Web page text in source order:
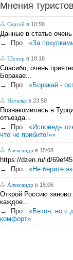
Мнения туристов
Сергей в 10:58
Данные в статье
→
Про «За
Шухер в 18:18
Спасибо, очень
Боракае...
→
Про «Боракай -
Наталья в 23:50
Познакомилась в
отъезда...
→
Про
«Исповедь
что не прибито!»»
Александр в 15:08
https://dzen.ru/id/
→
Про «Не берите
Александр в 15:06
Открой Россию
каждое...
→
Про
«Бетон, но с
комфорт»